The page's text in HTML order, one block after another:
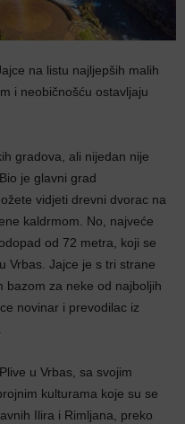
na listu najljepših malih
i neobičnošću ostavljaju
gradova, ali nijedan nije
je glavni grad
vidjeti drevni dvorac na
kaldrmom. No, najveće
od 72 metra, koji se
Vrbas. Jajce je s tri strane
bazom za neke od najboljih
novinar i prevodilac iz
u Vrbas, sa svojim
kulturama koje su se
Ilira i Rimljana, preko